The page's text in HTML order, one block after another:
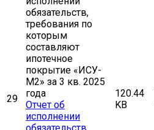
29
Отчет об
исполнении
120.44
KB